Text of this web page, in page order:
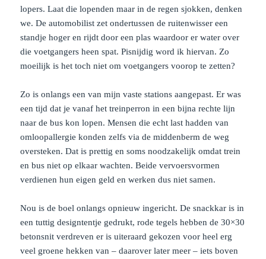
lopers. Laat die lopenden maar in de regen sjokken, denken
we. De automobilist zet ondertussen de ruitenwisser een
standje hoger en rijdt door een plas waardoor er water over
die voetgangers heen spat. Pisnijdig word ik hiervan. Zo
moeilijk is het toch niet om voetgangers voorop te zetten?
Zo is onlangs een van mijn vaste stations aangepast. Er was
een tijd dat je vanaf het treinperron in een bijna rechte lijn
naar de bus kon lopen. Mensen die echt last hadden van
omloopallergie konden zelfs via de middenberm de weg
oversteken. Dat is prettig en soms noodzakelijk omdat trein
en bus niet op elkaar wachten. Beide vervoersvormen
verdienen hun eigen geld en werken dus niet samen.
Nou is de boel onlangs opnieuw ingericht. De snackkar is in
een tuttig designtentje gedrukt, rode tegels hebben de 30×30
betonsnit verdreven er is uiteraard gekozen voor heel erg
veel groene hekken van – daarover later meer – iets boven